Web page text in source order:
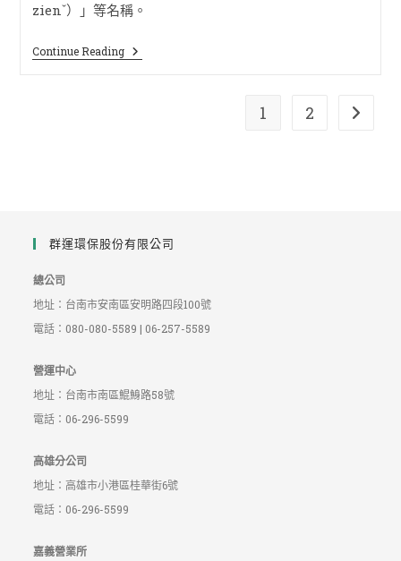
zienˇ）」等名稱。
Continue Reading
1 2
群運環保股份有限公司
總公司
地址：台南市安南區安明路四段100號
電話：080-080-5589 | 06-257-5589
營運中心
地址：台南市南區鯤鯓路58號
電話：06-296-5599
高雄分公司
地址：高雄市小港區桂華街6號
電話：06-296-5599
嘉義營業所